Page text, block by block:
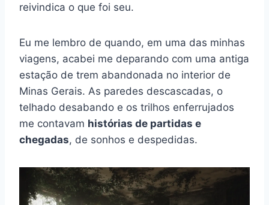
reivindica o que foi seu.
Eu me lembro de quando, em uma das minhas
viagens, acabei me deparando com uma antiga
estação de trem abandonada no interior de
Minas Gerais. As paredes descascadas, o
telhado desabando e os trilhos enferrujados
me contavam histórias de partidas e
chegadas, de sonhos e despedidas.